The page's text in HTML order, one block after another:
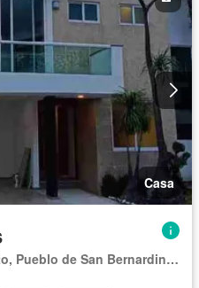
Casa
Ex Hacienda de San Martinito, Pueblo de San Bernardino Tlaxcalancingo